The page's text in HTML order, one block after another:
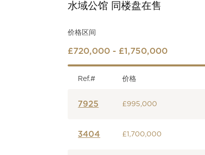
水域公馆 同楼盘在售
价格区间
£720,000 - £1,750,000
Ref.# 价格
7925 £995,000
3404 £1,700,000